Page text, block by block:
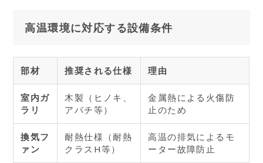
高温環境に対応する設備条件
部材 推奨される仕様 理由
室内ガ
ラリ
木製（ヒノキ、
アバチ等）
金属熱による火傷防
止のため
換気フ
ァン
耐熱仕様（耐熱
クラスH等）
高温の排気によるモ
ーター故障防止